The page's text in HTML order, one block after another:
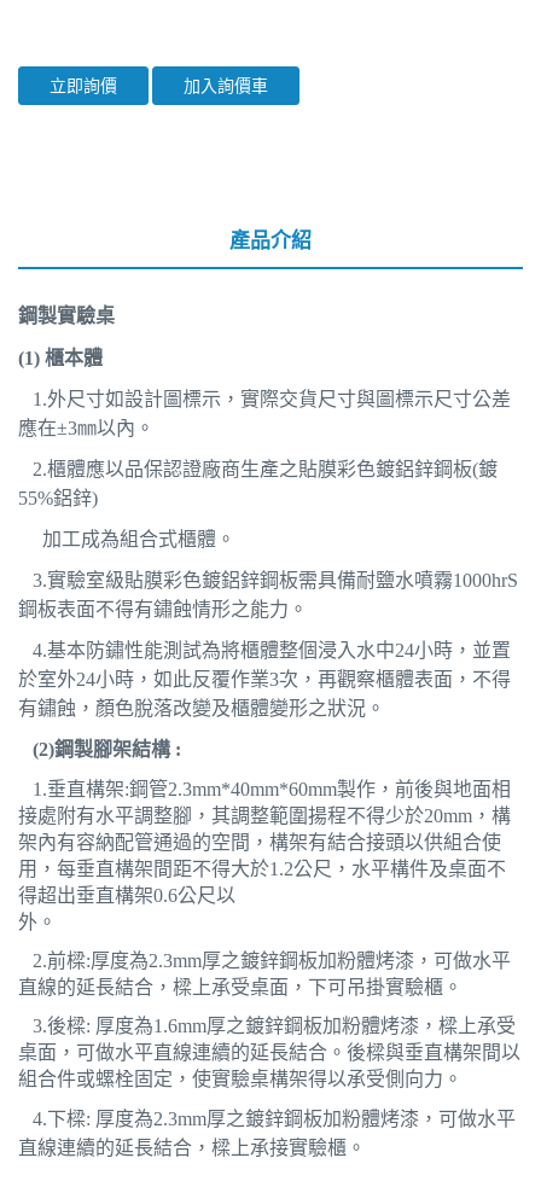
立即詢價 加入詢價車
產品介紹
鋼製實驗桌
(1) 櫃本體
1.外尺寸如設計圖標示，實際交貨尺寸與圖標示尺寸公差
應在±3㎜以內。
2.櫃體應以品保認證廠商生產之貼膜彩色鍍鋁鋅鋼板(鍍
55%鋁鋅)
加工成為組合式櫃體。
3.實驗室級貼膜彩色鍍鋁鋅鋼板需具備耐鹽水噴霧1000hrS
鋼板表面不得有鏽蝕情形之能力。
4.基本防鏽性能測試為將櫃體整個浸入水中24小時，並置
於室外24小時，如此反覆作業3次，再觀察櫃體表面，不得
有鏽蝕，顏色脫落改變及櫃體變形之狀況。
(2)鋼製腳架結構 :
1.垂直構架:鋼管2.3mm*40mm*60mm製作，前後與地面相
接處附有水平調整腳，其調整範圍揚程不得少於20mm，構
架內有容納配管通過的空間，構架有結合接頭以供組合使
用，每垂直構架間距不得大於1.2公尺，水平構件及桌面不
得超出垂直構架0.6公尺以
外。
2.前樑:厚度為2.3mm厚之鍍鋅鋼板加粉體烤漆，可做水平
直線的延長結合，樑上承受桌面，下可吊掛實驗櫃。
3.後樑: 厚度為1.6mm厚之鍍鋅鋼板加粉體烤漆，樑上承受
桌面，可做水平直線連續的延長結合。後樑與垂直構架間以
組合件或螺栓固定，使實驗桌構架得以承受側向力。
4.下樑: 厚度為2.3mm厚之鍍鋅鋼板加粉體烤漆，可做水平
直線連續的延長結合，樑上承接實驗櫃。